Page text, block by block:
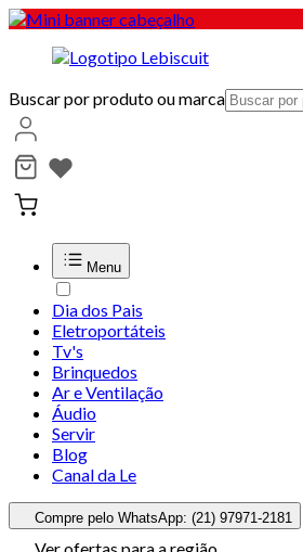
Buscar por produto ou marca
Menu
Dia dos Pais
Eletroportáteis
Tv's
Brinquedos
Ar e Ventilação
Áudio
Servir
Blog
Canal da Le
Compre pelo WhatsApp: (21) 97971-2181